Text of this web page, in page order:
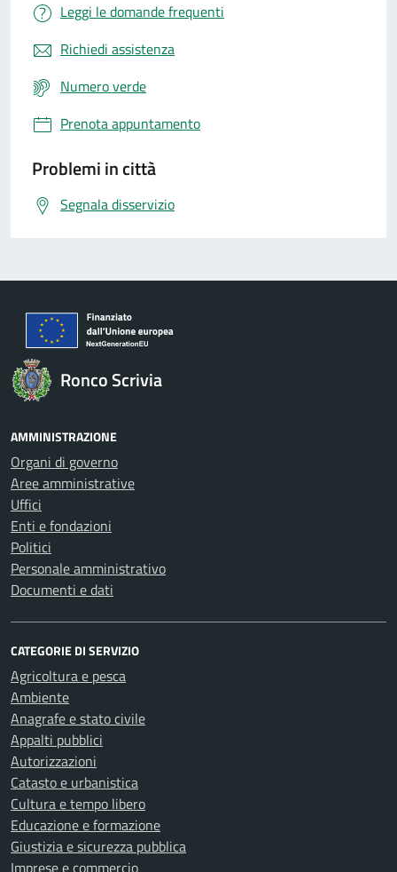
Leggi le domande frequenti
Richiedi assistenza
Numero verde
Prenota appuntamento
Problemi in città
Segnala disservizio
Ronco Scrivia
AMMINISTRAZIONE
Organi di governo
Aree amministrative
Uffici
Enti e fondazioni
Politici
Personale amministrativo
Documenti e dati
CATEGORIE DI SERVIZIO
Agricoltura e pesca
Ambiente
Anagrafe e stato civile
Appalti pubblici
Autorizzazioni
Catasto e urbanistica
Cultura e tempo libero
Educazione e formazione
Giustizia e sicurezza pubblica
Imprese e commercio